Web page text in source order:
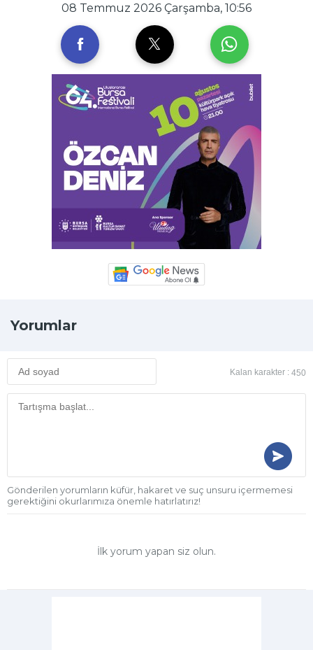
08 Temmuz 2026 Çarşamba, 10:56
Yorumlar
Kalan karakter : 450
Gönderilen yorumların küfür, hakaret ve suç unsuru içermemesi
gerektiğini okurlarımıza önemle hatırlatırız!
İlk yorum yapan siz olun.